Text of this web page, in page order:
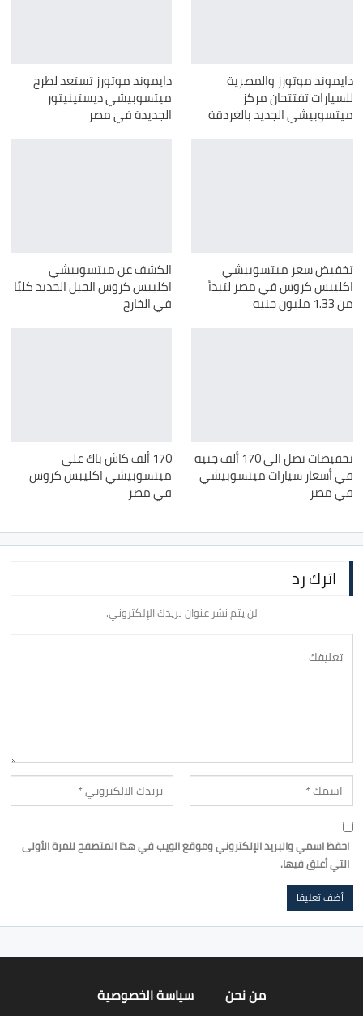
دايموند موتورز والمصرية
للسيارات تفتتحان مركز
ميتسوبيشي الجديد بالغردقة
دايموند موتورز تستعد لطرح
ميتسوبيشي ديستينيتور
الجديدة في مصر
تخفيض سعر ميتسوبيشي
اكليبس كروس في مصر لتبدأ
من 1.33 مليون جنيه
الكشف عن ميتسوبيشي
اكليبس كروس الجيل الجديد كليًا
في الخارج
تخفيضات تصل الى 170 ألف جنيه
في أسعار سيارات ميتسوبيشي
في مصر
170 ألف كاش باك على
ميتسوبيشي اكليبس كروس
في مصر
اترك رد
لن يتم نشر عنوان بريدك الإلكتروني.
احفظ اسمي والبريد الإلكتروني وموقع الويب في هذا المتصفح للمرة الأولى
التي أعلق فيها.
من نحن سياسة الخصوصية